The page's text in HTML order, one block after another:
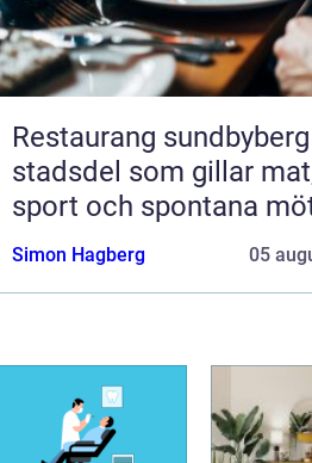
Restaurang sundbyberg en
stadsdel som gillar
sport och spontana
Simon Hagberg 05